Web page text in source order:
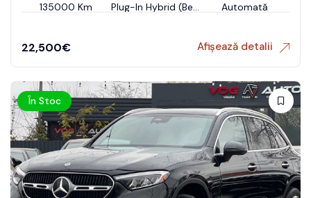
135000 Km Plug-In Hybrid (Benzin) Automată
22,500€ Afișează detalii
În Stoc